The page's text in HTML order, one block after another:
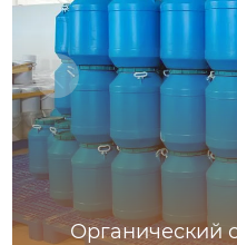
Органический